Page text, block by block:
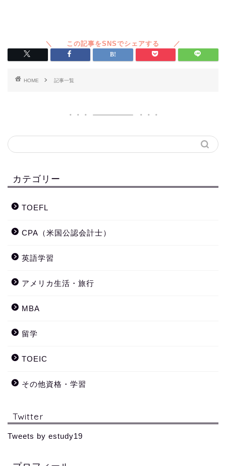
HOME 記事一覧
カテゴリー
TOEFL
CPA（米国公認会計士）
英語学習
アメリカ生活・旅行
MBA
留学
TOEIC
その他資格・学習
Twitter
Tweets by estudy19